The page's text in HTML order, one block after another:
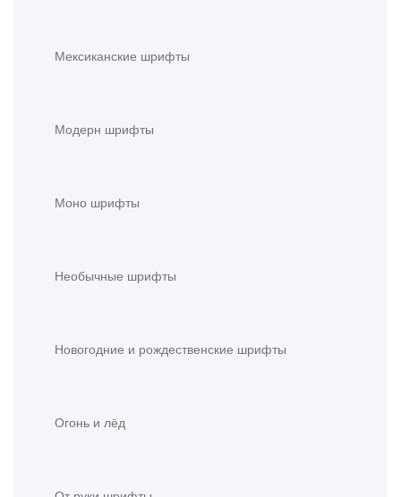
Мексиканские шрифты
Модерн шрифты
Моно шрифты
Необычные шрифты
Новогодние и рождественские шрифты
Огонь и лёд